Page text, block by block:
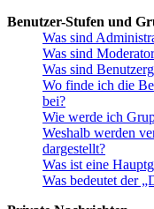
Benutzer-Stufen und
Was sind
Was sind
Was sind
Wo finde ich die
bei?
Wie werde ich
Weshalb werden
dargestellt?
Was ist eine
Was bedeutet der